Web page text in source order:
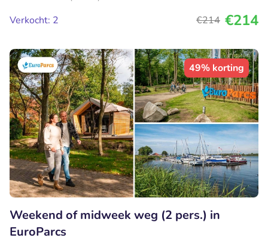
Verkocht: 2
€214 €214
49% korting
Weekend of midweek weg (2 pers.) in
EuroParcs